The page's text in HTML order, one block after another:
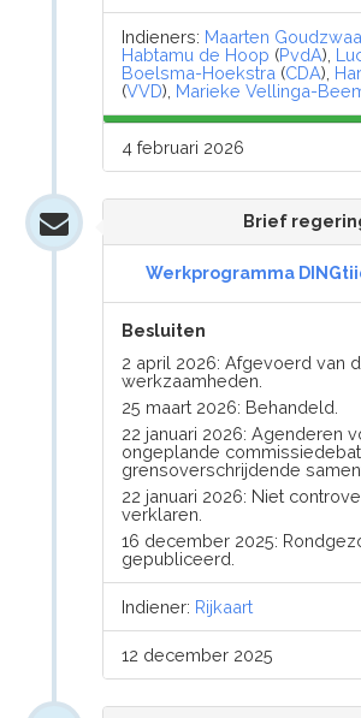
Indieners: Maarten
Habtamu de Hoop (PvdA),
Boelsma-Hoekstra (CDA),
(VVD), Marieke Vellinga-
4 februari 2026
Brief
Werkprogramma
Besluiten
2 april 2026: Afgevoerd van
werkzaamheden.
25 maart 2026: Behandeld.
22 januari 2026: Agenderen
ongeplande
grensoverschrijdende
22 januari 2026: Niet
verklaren.
16 december 2025:
gepubliceerd.
Indiener: Rijkaart
12 december 2025